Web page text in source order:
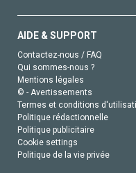
AIDE & SUPPORT
Contactez-nous / FAQ
Qui sommes-nous ?
Mentions légales
© - Avertissements
Termes et conditions
Politique rédactionnelle
Politique publicitaire
Cookie settings
Politique de la vie privée